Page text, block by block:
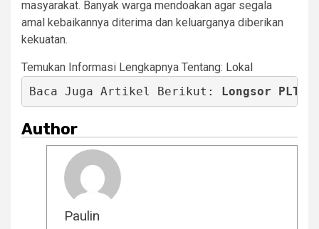
masyarakat. Banyak warga mendoakan agar segala
amal kebaikannya diterima dan keluarganya diberikan
kekuatan.
Temukan Informasi Lengkapnya Tentang: Lokal
Baca Juga Artikel Berikut: Longsor
Author
Paulin